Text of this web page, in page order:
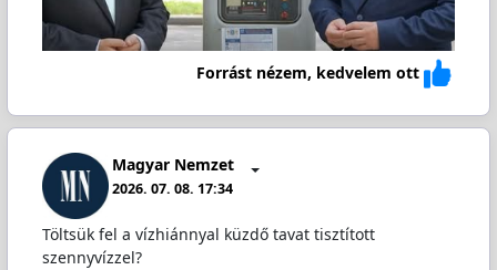
Forrást nézem, kedvelem ott
Magyar Nemzet
2026. 07. 08. 17:34
Töltsük fel a vízhiánnyal küzdő tavat tisztított
szennyvízzel?